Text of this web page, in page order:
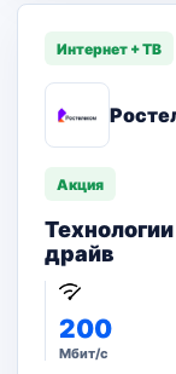
Интернет + ТВ
Акция
драйв
200
Мбит/с